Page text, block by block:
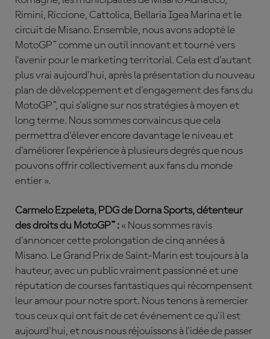
Rimini, Riccione, Cattolica, Bellaria Igea Marina et le
circuit de Misano. Ensemble, nous avons adopté le
MotoGP™ comme un outil innovant et tourné vers
l'avenir pour le marketing territorial. Cela est d'autant
plus vrai aujourd'hui, après la présentation du nouveau
plan de développement et d'engagement des fans du
MotoGP™, qui s'aligne sur nos stratégies à moyen et
long terme. Nous sommes convaincus que cela
permettra d'élever encore davantage le niveau et
d'améliorer l'expérience à plusieurs degrés que nous
pouvons offrir collectivement aux fans du monde
entier ».
Carmelo Ezpeleta, PDG de Dorna Sports, détenteur
des droits du MotoGP™ : « Nous sommes ravis
d'annoncer cette prolongation de cinq années à
Misano. Le Grand Prix de Saint-Marin est toujours à la
hauteur, avec un public vraiment passionné et une
réputation de courses fantastiques qui récompensent
leur amour pour notre sport. Nous tenons à remercier
tous ceux qui ont fait de cet événement ce qu'il est
aujourd'hui, et nous nous réjouissons à l'idée de passer